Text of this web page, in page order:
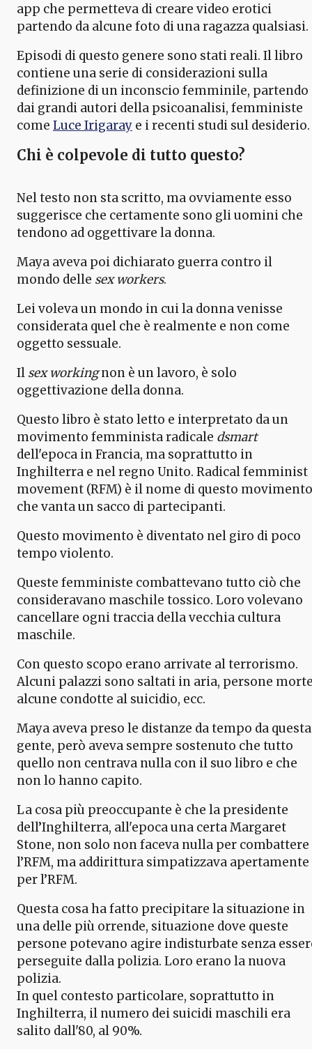
app che permetteva di creare video erotici
partendo da alcune foto di una ragazza qualsiasi.
Episodi di questo genere sono stati reali. Il libro
contiene una serie di considerazioni sulla
definizione di un inconscio femminile, partendo
dai grandi autori della psicoanalisi, femministe
come Luce Irigaray e i recenti studi sul desiderio.
Chi è colpevole di tutto questo?
Nel testo non sta scritto, ma ovviamente esso
suggerisce che certamente sono gli uomini che
tendono ad oggettivare la donna.
Maya aveva poi dichiarato guerra contro il
mondo delle sex workers.
Lei voleva un mondo in cui la donna venisse
considerata quel che è realmente e non come
oggetto sessuale.
Il sex workingnon è un lavoro, è solo
oggettivazione della donna.
Questo libro è stato letto e interpretato da un
movimento femminista radicale dsmart
dell'epoca in Francia, ma soprattutto in
Inghilterra e nel regno Unito. Radical femminist
movement (RFM) è il nome di questo movimento
che vanta un sacco di partecipanti.
Questo movimento è diventato nel giro di poco
tempo violento.
Queste femministe combattevano tutto ciò che
consideravano maschile tossico. Loro volevano
cancellare ogni traccia della vecchia cultura
maschile.
Con questo scopo erano arrivate al terrorismo.
Alcuni palazzi sono saltati in aria, persone
alcune condotte al suicidio, ecc.
Maya aveva preso le distanze da tempo da questa
gente, però aveva sempre sostenuto che tutto
quello non centrava nulla con il suo libro e che
non lo hanno capito.
La cosa più preoccupante è che la presidente
dell’Inghilterra, all'epoca una certa Margaret
Stone, non solo non faceva nulla per combattere
l’RFM, ma addirittura simpatizzava apertamente
per l’RFM.
Questa cosa ha fatto precipitare la situazione in
una delle più orrende, situazione dove queste
persone potevano agire indisturbate senza
perseguite dalla polizia. Loro erano la nuova
polizia.
In quel contesto particolare, soprattutto in
Inghilterra, il numero dei suicidi maschili era
salito dall'80, al 90%.